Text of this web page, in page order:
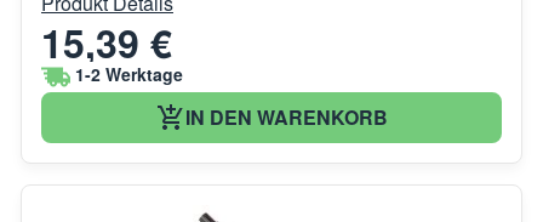
15,39 €
1-2 Werktage
IN DEN WARENKORB